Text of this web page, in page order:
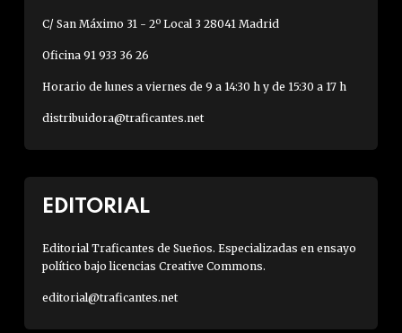
C/ San Máximo 31 - 2º Local 3 28041 Madrid
Oficina 91 933 36 26
Horario de lunes a viernes de 9 a 14:30 h y de 15:30 a 17 h
distribuidora@traficantes.net
EDITORIAL
Editorial Traficantes de Sueños. Especializadas en ensayo
político bajo licencias Creative Commons.
editorial@traficantes.net